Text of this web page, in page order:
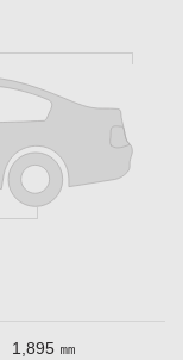
1,895 ㎜